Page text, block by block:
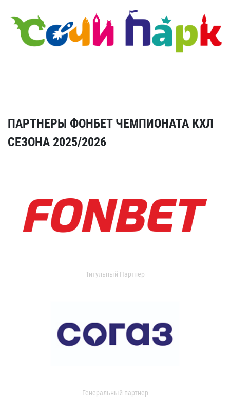
ПАРТНЕРЫ ФОНБЕТ ЧЕМПИОНАТА КХЛ
СЕЗОНА 2025/2026
Титульный Партнер
Генеральный партнер